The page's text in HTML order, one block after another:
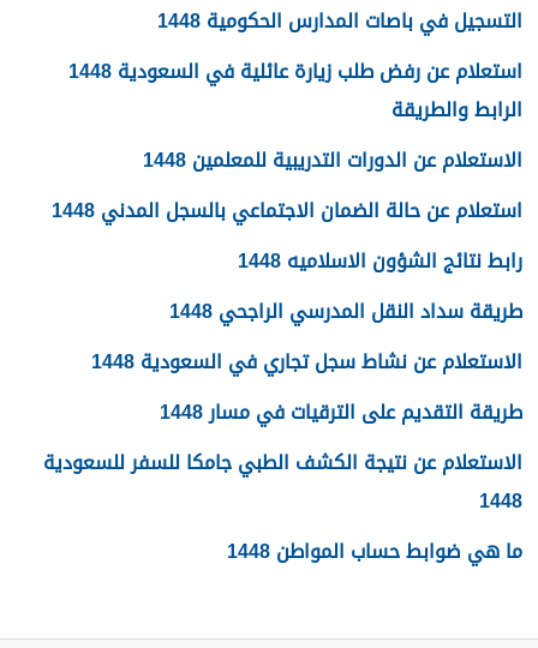
التسجيل في باصات المدارس الحكومية 1448
استعلام عن رفض طلب زيارة عائلية في السعودية 1448
الرابط والطريقة
الاستعلام عن الدورات التدريبية للمعلمين 1448
استعلام عن حالة الضمان الاجتماعي بالسجل المدني 1448
رابط نتائج الشؤون الاسلاميه 1448
طريقة سداد النقل المدرسي الراجحي 1448
الاستعلام عن نشاط سجل تجاري في السعودية 1448
طريقة التقديم على الترقيات في مسار 1448
الاستعلام عن نتيجة الكشف الطبي جامكا للسفر للسعودية
1448
ما هي ضوابط حساب المواطن 1448